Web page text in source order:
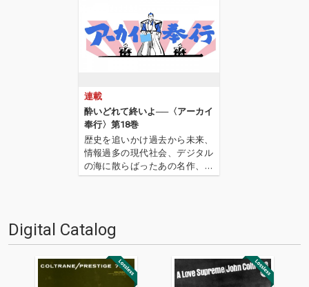
連載
酔いどれて終いよ──〈アーカイ
奉行〉第18巻
歴史を追いかけ過去から未来、
情報過多の現代社会、デジタル
の海に散らばったあの名作、こ
の名作たちをひとつにまとめる
は…'''1.過去作の最新リマスター
音源 2.これまで未配信…
Digital Catalog